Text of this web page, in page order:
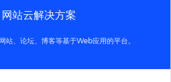
网站云解决方案
站、论坛、博客等基于Web应用的平台。